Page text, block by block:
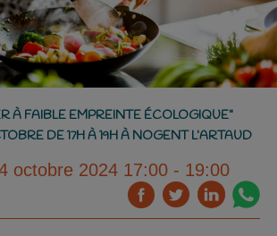
À FAIBLE EMPREINTE ÉCOLOGIQUE"
DE 17H À 19H À NOGENT L’ARTAUD
octobre 2024 17:00 - 19:00